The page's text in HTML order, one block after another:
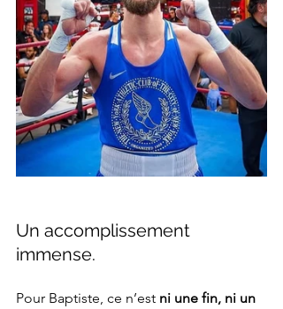
Un accomplissement
immense.
Pour Baptiste, ce n’est ni une fin, ni un